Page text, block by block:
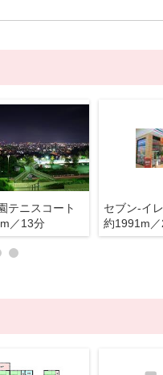
テニスコート
／13分
約1991m